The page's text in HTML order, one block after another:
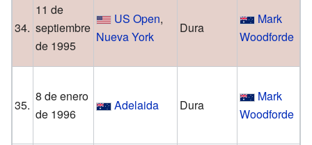
34.
11 de
septiembre
de 1995
US Open,
Nueva York
Dura
Mark
Woodforde
35.
8 de enero
de 1996
Adelaida Dura
Mark
Woodforde